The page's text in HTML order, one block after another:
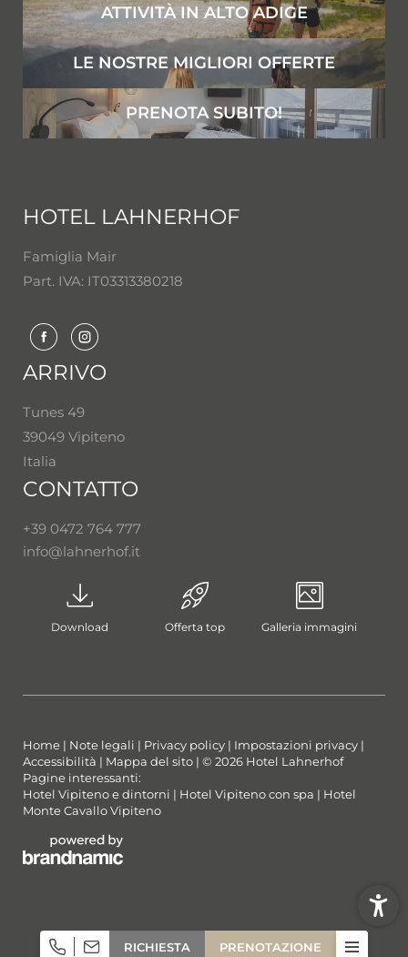
RICHIESTA PRENOTAZIONE
ATTIVITÀ IN ALTO ADIGE
LE NOSTRE MIGLIORI OFFERTE
PRENOTA SUBITO!
HOTEL LAHNERHOF
Famiglia Mair
Part. IVA: IT03313380218
ARRIVO
Tunes 49
39049 Vipiteno
Italia
CONTATTO
+39 0472 764 777
info@lahnerhof.it
Download Offerta top Galleria immagini
Home | Note legali | Privacy policy | Impostazioni privacy |
Accessibilità | Mappa del sito | © 2026 Hotel Lahnerhof
Pagine interessanti:
Hotel Vipiteno e dintorni | Hotel Vipiteno con spa | Hotel
Monte Cavallo Vipiteno